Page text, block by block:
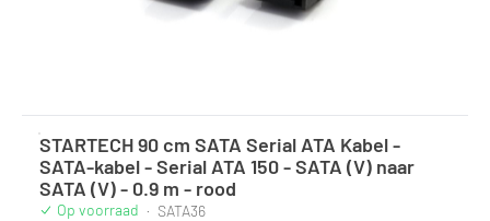
STARTECH 90 cm SATA Serial ATA Kabel -
SATA-kabel - Serial ATA 150 - SATA (V) naar
SATA (V) - 0.9 m - rood
Op voorraad · SATA36